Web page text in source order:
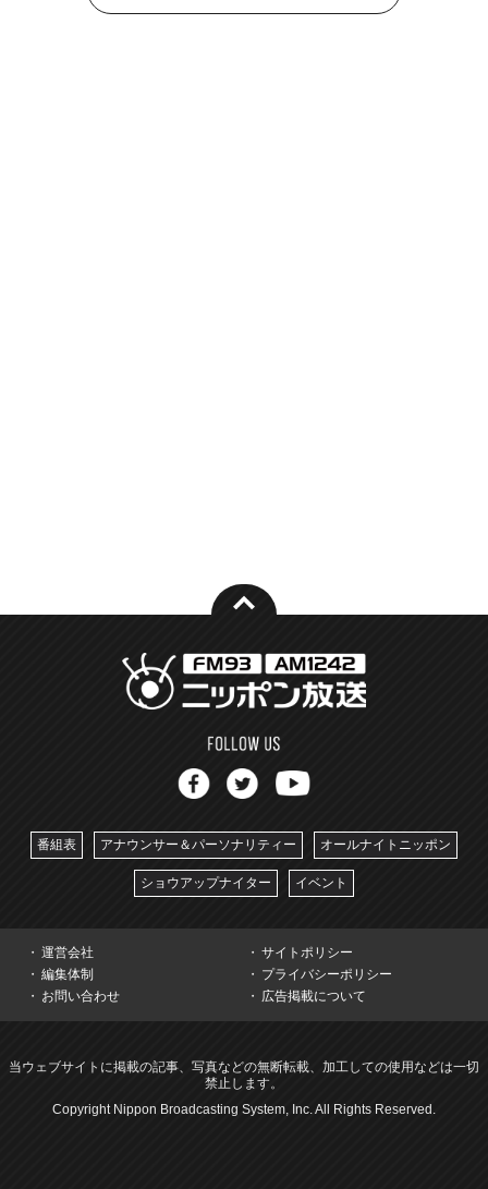
番組表 アナウンサー＆パーソナリティー オールナイトニッポン
ショウアップナイター イベント
運営会社
サイトポリシー
編集体制
プライバシーポリシー
お問い合わせ
広告掲載について
当ウェブサイトに掲載の記事、写真などの無断転載、加工しての使用などは一切
禁止します。
Copyright Nippon Broadcasting System, Inc. All Rights Reserved.